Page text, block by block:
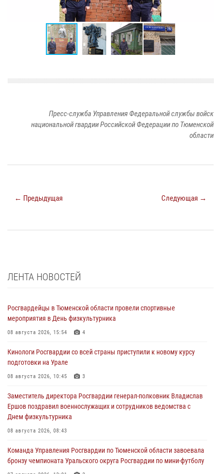
Пресс-служба Управления Федеральной службы войск
национальной гвардии Российской Федерации по Тюменской
области
← Предыдущая Следующая →
ЛЕНТА НОВОСТЕЙ
Росгвардейцы в Тюменской области провели спортивные
мероприятия в День физкультурника
08 августа 2026, 15:54 4
Кинологи Росгвардии со всей страны приступили к новому курсу
подготовки на Урале
08 августа 2026, 10:45 3
Заместитель директора Росгвардии генерал-полковник Владислав
Ершов поздравил военнослужащих и сотрудников ведомства с
Днем физкультурника
08 августа 2026, 08:43
Команда Управления Росгвардии по Тюменской области завоевала
бронзу чемпионата Уральского округа Росгвардии по мини-футболу